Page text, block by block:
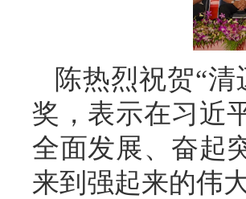
陈热烈祝贺“
奖，表示在习近
全面发展、奋起
来到强起来的伟